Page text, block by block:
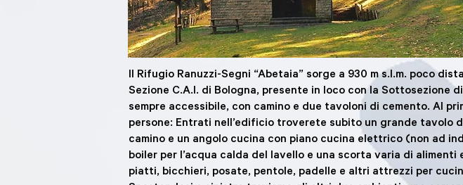
Il Rifugio Ranuzzi-Segni “Abetaia” sorge a 930 m s.l.m. poco
Sezione C.A.I. di Bologna, presente in loco con la
sempre accessibile, con camino e due tavoloni di cemento. Al
persone: Entrati nell’edificio troverete subito un grande tavolo
camino e un angolo cucina con piano cucina elettrico (non ad
boiler per l’acqua calda del lavello e una scorta varia di
piatti, bicchieri, posate, pentole, padelle e altri attrezzi per